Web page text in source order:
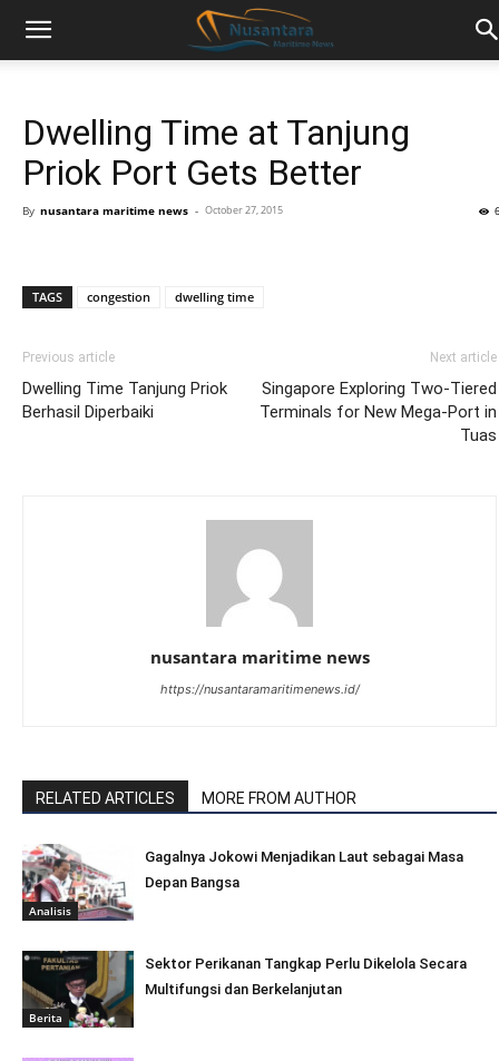
Dwelling Time at Tanjung
Priok Port Gets Better
By nusantara maritime news - October 27, 2015
TAGS congestion dwelling time
Previous article
Dwelling Time Tanjung Priok
Berhasil Diperbaiki
Next article
Singapore Exploring Two-Tiered
Terminals for New Mega-Port in
Tuas
nusantara maritime news
https://nusantaramaritimenews.id/
RELATED ARTICLES MORE FROM AUTHOR
Analisis
Gagalnya Jokowi Menjadikan Laut sebagai Masa
Depan Bangsa
Berita
Sektor Perikanan Tangkap Perlu Dikelola Secara
Multifungsi dan Berkelanjutan